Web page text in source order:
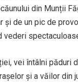
din Munții
și de un pic de
vederi
vei întâlni păduri
și a văilor din